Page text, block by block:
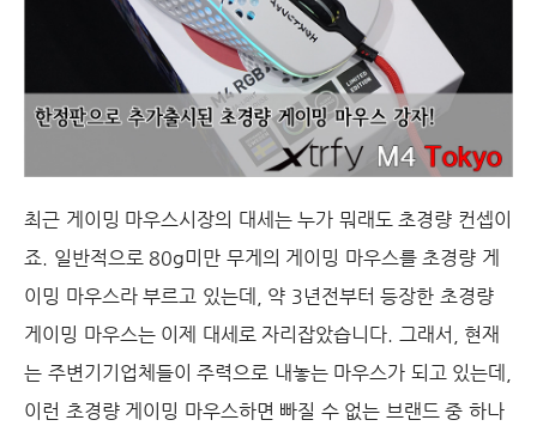
최근 게이밍 마우스시장의 대세는 누가 뭐래도 초경량 컨셉이
죠. 일반적으로 80g미만 무게의 게이밍 마우스를 초경량 게
이밍 마우스라 부르고 있는데, 약 3년전부터 등장한 초경량
게이밍 마우스는 이제 대세로 자리잡았습니다. 그래서, 현재
는 주변기기업체들이 주력으로 내놓는 마우스가 되고 있는데,
이런 초경량 게이밍 마우스하면 빠질 수 없는 브랜드 중 하나